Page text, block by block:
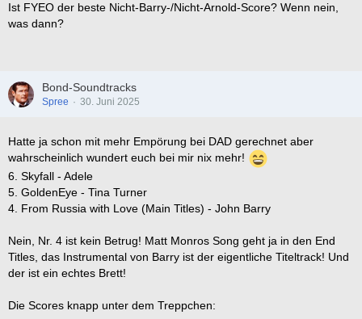
Ist FYEO der beste Nicht-Barry-/Nicht-Arnold-Score? Wenn nein,
was dann?
Bond-Soundtracks
Spree 30. Juni 2025
Hatte ja schon mit mehr Empörung bei DAD gerechnet aber
wahrscheinlich wundert euch bei mir nix mehr!
6. Skyfall - Adele
5. GoldenEye - Tina Turner
4. From Russia with Love (Main Titles) - John Barry
Nein, Nr. 4 ist kein Betrug! Matt Monros Song geht ja in den End
Titles, das Instrumental von Barry ist der eigentliche Titeltrack! Und
der ist ein echtes Brett!
Die Scores knapp unter dem Treppchen: